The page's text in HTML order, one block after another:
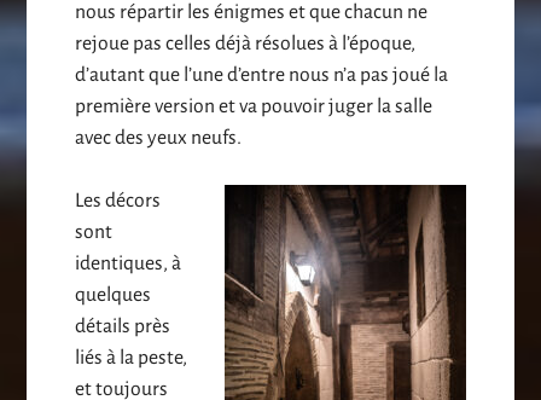
nous répartir les énigmes et que chacun ne
rejoue pas celles déjà résolues à l’époque,
d’autant que l’une d’entre nous n’a pas joué la
première version et va pouvoir juger la salle
avec des yeux neufs.
Les décors
sont
identiques, à
quelques
détails près
liés à la peste,
et toujours